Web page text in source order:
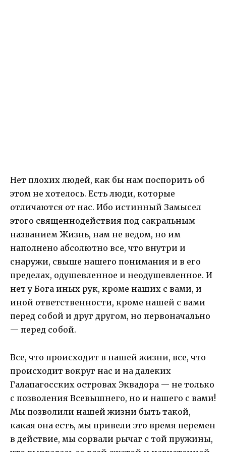
Нет плохих людей, как бы нам поспорить об
этом не хотелось. Есть люди, которые
отличаются от нас. Ибо истинный Замысел
этого священнодействия под сакральным
названием Жизнь, нам не ведом, но им
наполнено абсолютно все, что внутри и
снаружи, свыше нашего понимания и в его
пределах, одушевленное и неодушевленное. И
нет у Бога иных рук, кроме наших с вами, и
иной ответственности, кроме нашей с вами
перед собой и друг другом, но первоначально
— перед собой.
Все, что происходит в нашей жизни, все, что
происходит вокруг нас и на далеких
Галапагосских островах Эквадора — не только
с позволения Всевышнего, но и нашего с вами!
Мы позволили нашей жизни быть такой,
какая она есть, мы привели это время перемен
в действие, мы сорвали рычаг с той пружины,